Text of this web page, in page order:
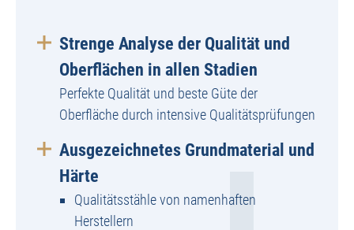
Strenge Analyse der Qualität und
Oberflächen in allen Stadien
Perfekte Qualität und beste Güte der
Oberfläche durch intensive Qualitätsprüfungen
Ausgezeichnetes Grundmaterial und
Härte
Qualitätsstähle von namenhaften
Herstellern